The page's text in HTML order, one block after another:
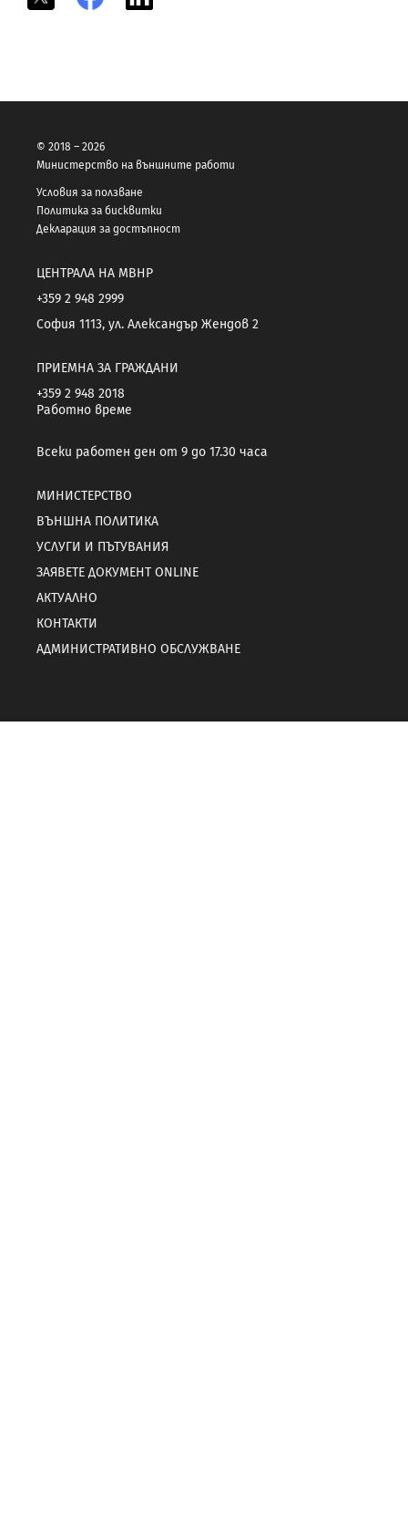
© 2018 – 2026
Министерство на външните работи
Условия за ползване
Политика за бисквитки
Декларация за достъпност
ЦЕНТРАЛА НА МВНР
+359 2 948 2999
София 1113, ул. Александър Жендов 2
ПРИЕМНА ЗА ГРАЖДАНИ
+359 2 948 2018
Работно време
Всеки работен ден от 9 до 17.30 часа
МИНИСТЕРСТВО
ВЪНШНА ПОЛИТИКА
УСЛУГИ И ПЪТУВАНИЯ
ЗАЯВЕТЕ ДОКУМЕНТ ONLINE
АКТУАЛНО
КОНТАКТИ
АДМИНИСТРАТИВНО ОБСЛУЖВАНЕ